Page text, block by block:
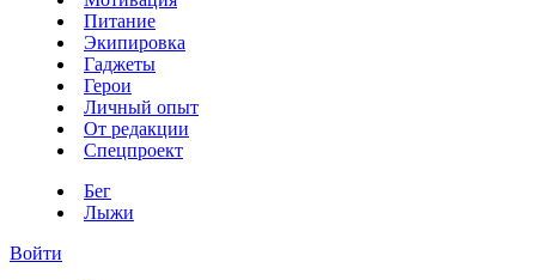
Питание
Экипировка
Гаджеты
Герои
Личный опыт
От редакции
Спецпроект
Бег
Лыжи
Войти